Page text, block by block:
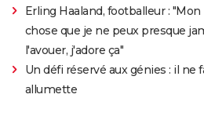
Erling Haaland, footballeur :
chose que je ne peux presque
l'avouer, j'adore ça"
Un défi réservé aux génies : il ne
allumette